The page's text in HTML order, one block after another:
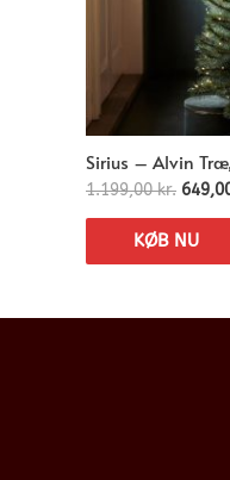
Sirius – Alvin
1.199,00kr.
KØB NU